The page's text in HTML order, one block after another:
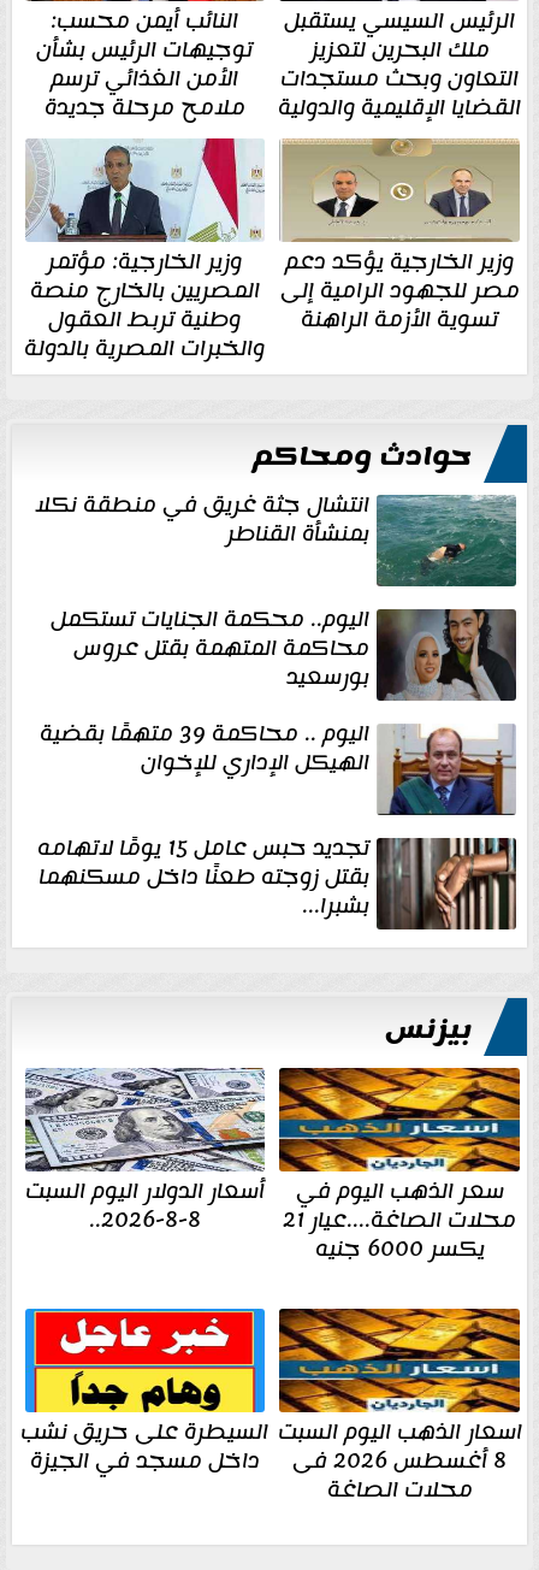
الرئيس السيسي يستقبل
ملك البحرين لتعزيز
التعاون وبحث مستجدات
القضايا الإقليمية والدولية
النائب أيمن محسب:
توجيهات الرئيس بشأن
الأمن الغذائي ترسم
ملامح مرحلة جديدة
وزير الخارجية يؤكد دعم
مصر للجهود الرامية إلى
تسوية الأزمة الراهنة
وزير الخارجية: مؤتمر
المصريين بالخارج منصة
وطنية تربط العقول
والخبرات المصرية بالدولة
حوادث ومحاكم
انتشال جثة غريق في منطقة نكلا
بمنشأة القناطر
اليوم.. محكمة الجنايات تستكمل
محاكمة المتهمة بقتل عروس
بورسعيد
اليوم .. محاكمة 39 متهمًا بقضية
الهيكل الإداري للإخوان
تجديد حبس عامل 15 يومًا لاتهامه
بقتل زوجته طعنًا داخل مسكنهما
بشبرا...
بيزنس
سعر الذهب اليوم في
محلات الصاغة....عيار 21
يكسر 6000 جنيه
أسعار الدولار اليوم السبت
8-8-2026..
اسعار الذهب اليوم السبت
8 أغسطس 2026 فى
محلات الصاغة
السيطرة على حريق نشب
داخل مسجد في الجيزة